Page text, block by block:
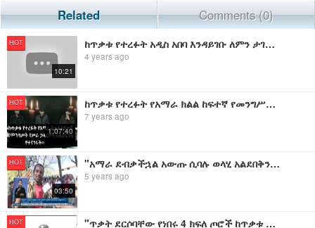
Related Comments (0)
HOT
10:21
ከጥቃቱ የተረፉት አዲስ አበባ እንዳይገቡ ለምን ታገዱ? | "የከተማ ገፅታ ታበላሻላችሁ" .
4 years ago
HOT
1:07:40
ከጥቃቱ የተረፉት የአማራ ክልል ከፍተኛ የመንግሥት የሥራ ኃላፊዎች ስለድርጊቱ የተናገሩት፡፡
7 years ago
HOT
03:50
"አማራ ደብቃችኋል አውጡ ሲባሉ ወላሂ አልደበቅንም ብለው አትርፈውናል።" ከጥቃቱ የተረፉ ዜጎች
5 years ago
HOT "ጥቃት ደርሶባቸው የነበሩ 4 ክፍለ ጦሮች ከጥቃቱ አገግመው ለድል በቅተዋል።" ሜጀር ጀኔራል ክንዱ ገዙ